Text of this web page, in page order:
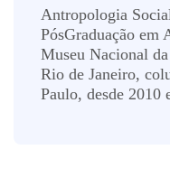
Antropologia
PósGraduação em
Museu Nacional
Rio de Janeiro,
Paulo, desde 2010